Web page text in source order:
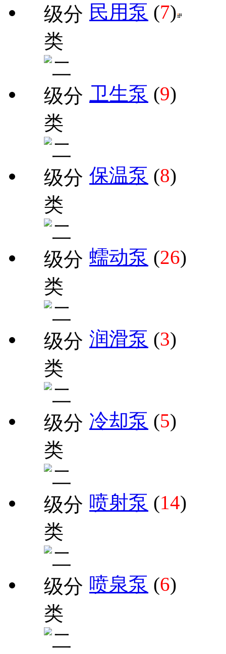
民用泵 (7)
卫生泵 (9)
保温泵 (8)
蠕动泵 (26)
润滑泵 (3)
冷却泵 (5)
喷射泵 (14)
喷泉泵 (6)